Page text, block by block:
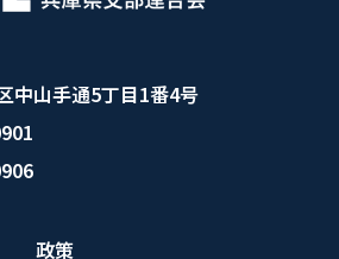
中山手通5丁目1番4号
政策